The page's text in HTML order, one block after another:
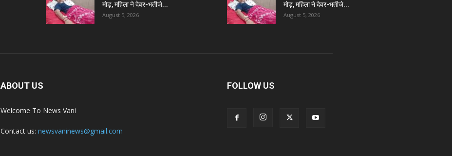
मोड़, महिला ने देवर-भतीजे...
August 5, 2026
मोड़, महिला ने देवर-भतीजे...
August 5, 2026
ABOUT US
Welcome To News Vani
Contact us: newsvaninews@gmail.com
FOLLOW US